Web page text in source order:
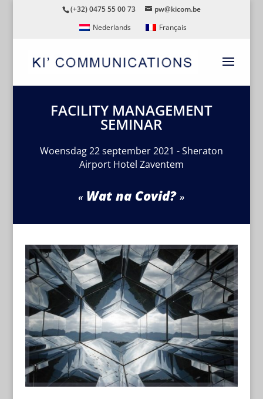
(+32) 0475 55 00 73
pw@kicom.be
Nederlands
Français
FACILITY MANAGEMENT
SEMINAR
Woensdag 22 september 2021 - Sheraton
Airport Hotel Zaventem
Wat na Covid?